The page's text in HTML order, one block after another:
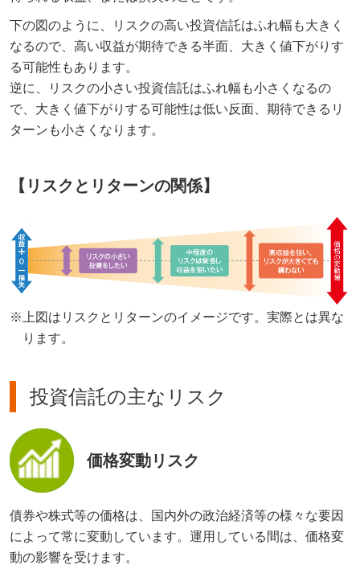
下の図のように、リスクの高い投資信託はふれ幅も大きく
なるので、高い収益が期待できる半面、大きく値下がりす
る可能性もあります。
逆に、リスクの小さい投資信託はふれ幅も小さくなるの
で、大きく値下がりする可能性は低い反面、期待できるリ
ターンも小さくなります。
【リスクとリターンの関係】
※上図はリスクとリターンのイメージです。実際とは異な
ります。
投資信託の主なリスク
価格変動リスク
債券や株式等の価格は、国内外の政治経済等の様々な要因
によって常に変動しています。運用している間は、価格変
動の影響を受けます。